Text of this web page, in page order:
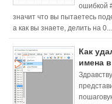
ошибкой
значит что вы пытаетесь
а как вы знаете, делить на 0...
Как
имена